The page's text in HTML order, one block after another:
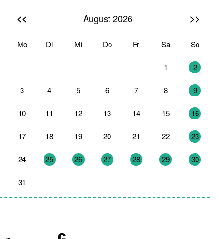
<< August 2026 >>
Mo Di Mi Do Fr Sa So
1 2
3 4 5 6 7 8 9
10 11 12 13 14 15 16
17 18 19 20 21 22 23
24 25 26 27 28 29 30
31